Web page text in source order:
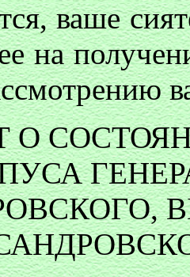
ваше
на
О